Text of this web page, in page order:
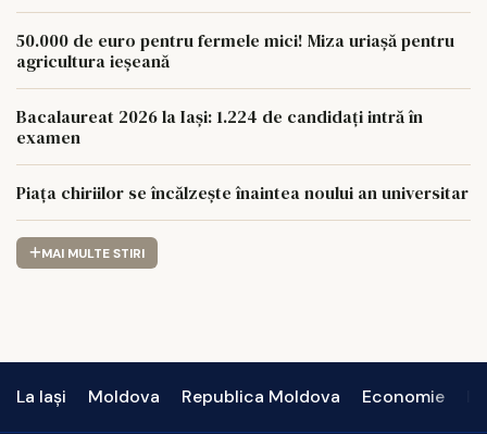
50.000 de euro pentru fermele mici! Miza uriașă pentru
agricultura ieșeană
Bacalaureat 2026 la Iași: 1.224 de candidați intră în
examen
Piața chiriilor se încălzește înaintea noului an universitar
MAI MULTE STIRI
La Iași Moldova Republica Moldova Economie